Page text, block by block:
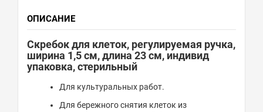
ОПИСАНИЕ
Скребок для клеток, регулируемая ручка,
ширина 1,5 см, длина 23 см, индивид
упаковка, стерильный
Для культуральных работ.
Для бережного снятия клеток из